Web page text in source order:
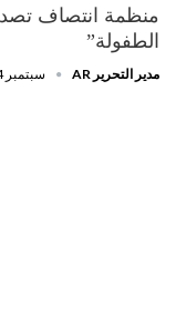
منظمة انتصاف تصدر
الطفولة”
مدير التحرير AR سبتمبر 24, 2023